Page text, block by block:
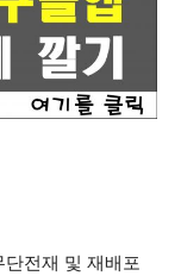
단전재 및 재배포